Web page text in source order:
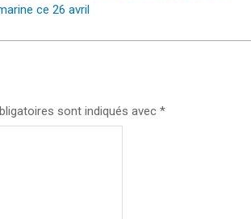
ce 26 avril
sont indiqués avec *